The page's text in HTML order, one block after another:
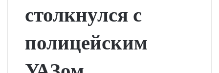
столкнулся с
полицейским